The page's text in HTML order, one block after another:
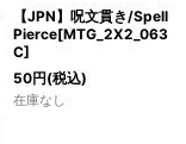
【JPN】呪文貫き/Spell
Pierce[MTG_2X2_063
C]
50円(税込)
在庫なし